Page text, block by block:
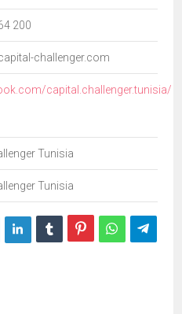
200
challenger.com
capital.challenger.tunisia/
Tunisia
Tunisia